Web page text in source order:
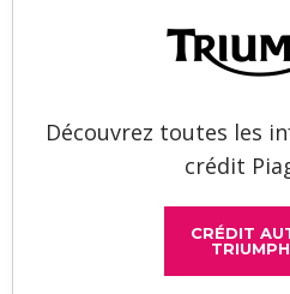
Découvrez toutes les
crédit
CRÉDIT
TRIUMPH